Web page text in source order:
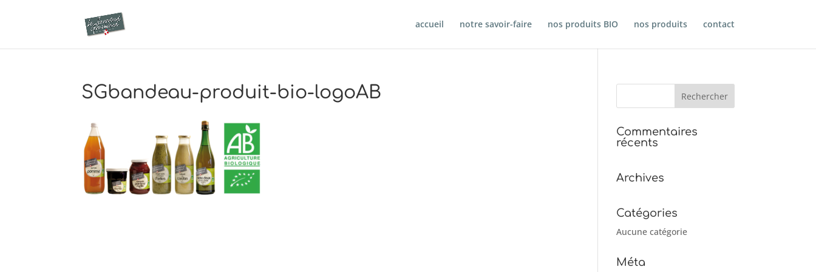
accueil notre savoir-faire nos produits BIO nos produits contact
SGbandeau-produit-bio-logoAB
Commentaires
récents
Archives
Catégories
Aucune catégorie
Méta